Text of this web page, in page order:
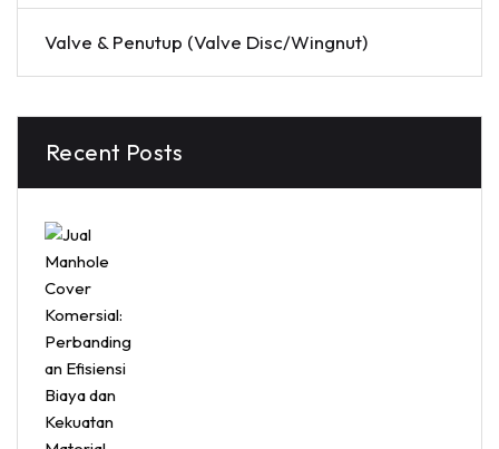
Valve & Penutup (Valve Disc/Wingnut)
Recent Posts